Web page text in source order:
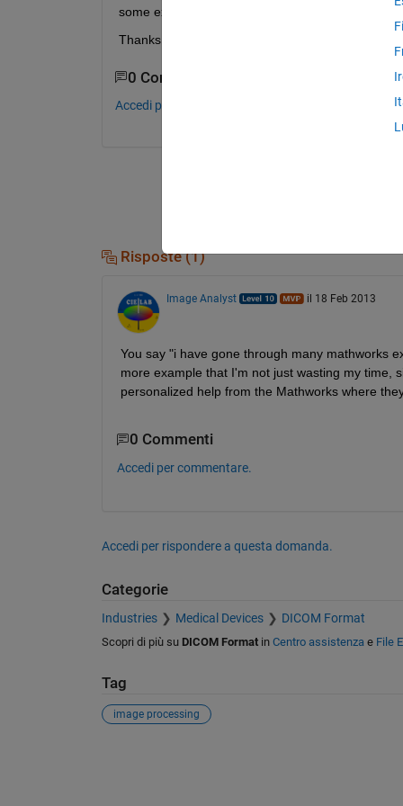
some example coding or link.
Thanks in advance...
0 Commenti
Accedi per commentare.
Risposte (1)
Image Analyst il 18 Feb 2013
You say "i have gone through many mathworks
more example that I'm not just wasting my time,
personalized help from the Mathworks where
0 Commenti
Accedi per commentare.
Accedi per rispondere a questa domanda.
Categorie
Industries Medical Devices DICOM Format
Scopri di più su DICOM Formatin Centro assistenzae File
Tag
image processing